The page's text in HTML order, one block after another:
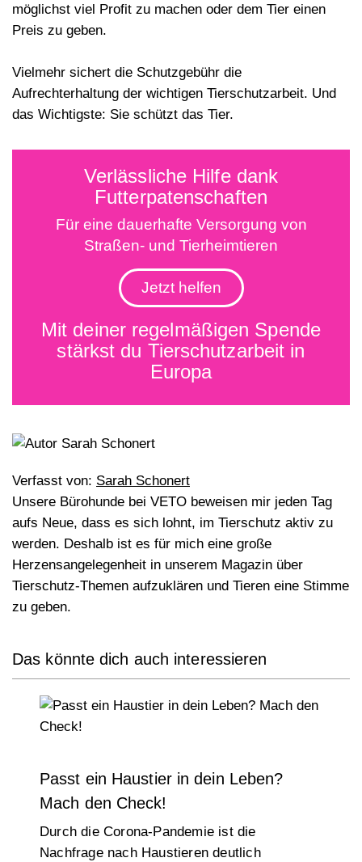
möglichst viel Profit zu machen oder dem Tier einen
Preis zu geben.
Vielmehr sichert die Schutzgebühr die
Aufrechterhaltung der wichtigen Tierschutzarbeit. Und
das Wichtigste: Sie schützt das Tier.
Verlässliche Hilfe dank
Futterpatenschaften
Für eine dauerhafte Versorgung von
Straßen- und Tierheimtieren
Jetzt helfen
Mit deiner regelmäßigen Spende
stärkst du Tierschutzarbeit in
Europa
Verfasst von: Sarah Schonert
Unsere Bürohunde bei VETO beweisen mir jeden Tag
aufs Neue, dass es sich lohnt, im Tierschutz aktiv zu
werden. Deshalb ist es für mich eine große
Herzensangelegenheit in unserem Magazin über
Tierschutz-Themen aufzuklären und Tieren eine Stimme
zu geben.
Das könnte dich auch interessieren
Passt ein Haustier in dein Leben?
Mach den Check!
Durch die Corona-Pandemie ist die
Nachfrage nach Haustieren deutlich